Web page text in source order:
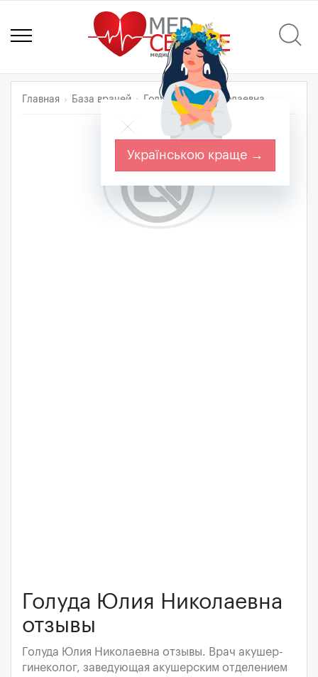
Главная База врачей Голуда Юлия Николаевна
Голуда Юлия Николаевна
отзывы
Голуда Юлия Николаевна отзывы. Врач акушер-
гинеколог, заведующая акушерским отделением
Українською краще →